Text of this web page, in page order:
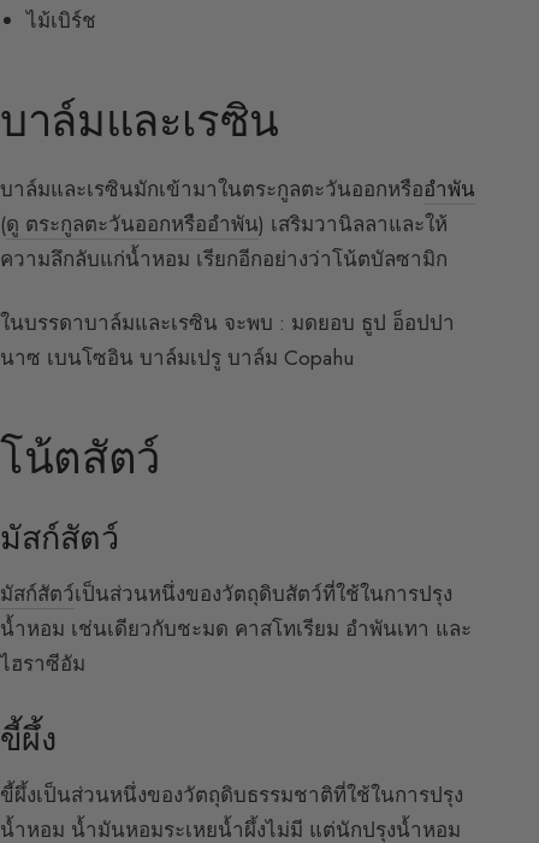
ไม้เบิร์ช
บาล์มและเรซิน
บาล์มและเรซินมักเข้ามาในตระกูลตะวันออกหรืออำพัน
(ดู ตระกูลตะวันออกหรืออำพัน) เสริมวานิลลาและให้
ความลึกลับแก่น้ำหอม เรียกอีกอย่างว่าโน้ตบัลซามิก
ในบรรดาบาล์มและเรซิน จะพบ : มดยอบ ธูป อ็อปปา
นาซ เบนโซอิน บาล์มเปรู บาล์ม Copahu
โน้ตสัตว์
มัสก์สัตว์
มัสก์สัตว์เป็นส่วนหนึ่งของวัตถุดิบสัตว์ที่ใช้ในการปรุง
น้ำหอม เช่นเดียวกับชะมด คาสโทเรียม อำพันเทา และ
ไฮราซีอัม
ขี้ผึ้ง
ขี้ผึ้งเป็นส่วนหนึ่งของวัตถุดิบธรรมชาติที่ใช้ในการปรุง
น้ำหอม น้ำมันหอมระเหยน้ำผึ้งไม่มี แต่นักปรุงน้ำหอม